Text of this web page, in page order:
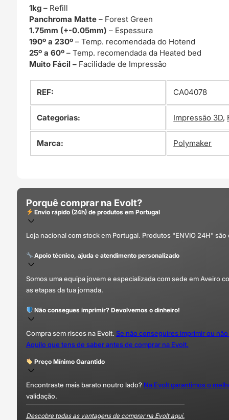
1kg – Refill
Panchroma Matte– Forest Green
1.75mm (+-0.05mm)– Espessura
190º a 230º– Temp. recomendada do Hotend
25º a 60º– Temp. recomendada da Heated bed
Muito Fácil – Facilidade de Impressão
REF: CA04078
Categorias: Impressão 3D,
Marca: Polymaker
Porquê comprar na Evolt?
Envio rápido (24h) de produtos em Portugal
Loja nacional com stock em Portugal. Produtos "ENVIO 24H"
Apoio técnico, ajuda e atendimento personalizado
Somos uma equipa jovem e especializada com sede em Aveiro
as etapas da tua jornada.
Não consegues imprimir? Devolvemos o dinheiro!
Compra sem riscos na Evolt. Se não conseguires imprimir ou
Aquilo que tens de saber antes de comprar na Evolt.
Preço Mínimo Garantido
Encontraste mais barato noutro lado? Na Evolt garantimos o
validação.
Descobre todas as vantagens de comprar na Evolt aqui.